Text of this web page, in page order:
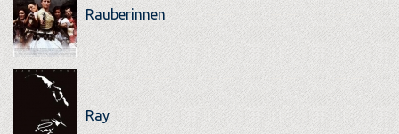
Rauberinnen
Ray